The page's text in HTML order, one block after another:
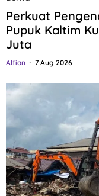
Perkuat
Pupuk Kaltim
Juta
Alfian 7 Aug 2026